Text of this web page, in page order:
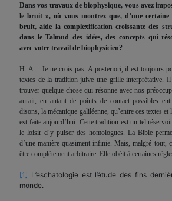
Dans vos travaux de biophysique, vous avez
le bruit », où vous montrez que, d’une certaine
bruit, aide la complexification croissante des
dans le Talmud des idées, des concepts qui
avec votre travail de biophysicien?
H. A. : Je ne crois pas. A posteriori, il est toujours
textes de la tradition juive une grille interprétative.
trouver quelque chose qui résonne avec nos
aurait, eu autant de points de contact possibles
disons, la mécanique galiléenne, qu’entre ces textes
est faite aujourd’hui. Cette tradition est un tel
le loisir d’y puiser des homologues. La Bible
d’une manière quasiment infinie. Mais, malgré tout,
être complètement arbitraire. Elle obéit à certaines
[1] L’eschatologie est l’étude des fins
monde.